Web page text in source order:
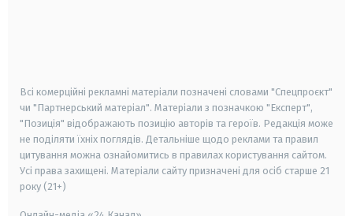
Всі комерційні рекламні матеріали позначені словами "Спецпроєкт"
чи "Партнерський матеріал". Матеріали з позначкою "Експерт",
"Позиція" відображають позицію авторів та героїв. Редакція може
не поділяти їхніх поглядів. Детальніше щодо реклами та правил
цитування можна ознайомитись в правилах користування сайтом.
Усі права захищені. Матеріали сайту призначені для осіб старше 21
року (21+)